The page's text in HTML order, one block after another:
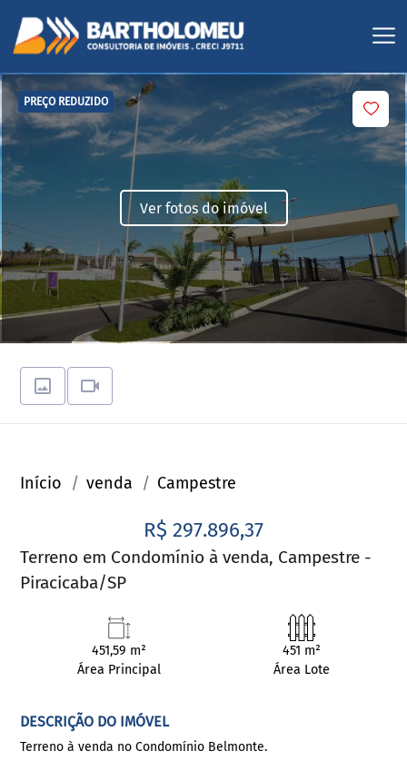
PREÇO REDUZIDO
Ver fotos do imóvel
Início venda Campestre
R$ 297.896,37
Terreno em Condomínio à venda, Campestre -
Piracicaba/SP
451,59 m²
Área Principal
451 m²
Área Lote
DESCRIÇÃO DO IMÓVEL
Terreno à venda no Condomínio Belmonte.